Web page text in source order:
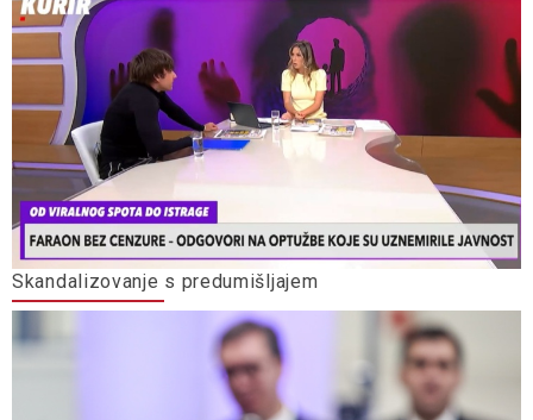
Skandalizovanje s predumišljajem